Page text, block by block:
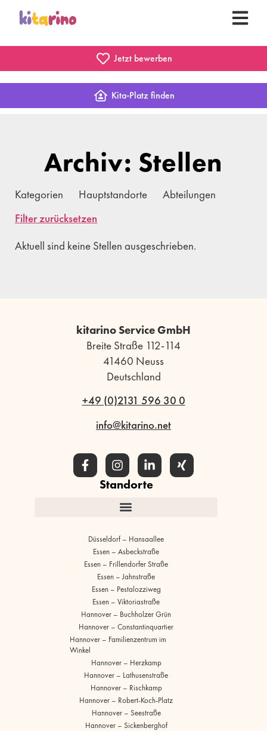
Jetzt bewerben
Kita-Platz finden
Archiv: Stellen
Kategorien Hauptstandorte
Abteilungen
Filter zurücksetzen
Aktuell sind keine Stellen ausgeschrieben.
kitarino Service GmbH
Breite Straße 112-114
41460 Neuss
Deutschland
+49 (0)2131 596 30 0
info@kitarino.net
Standorte
Düsseldorf – Hansaallee
Essen – Asbeckstraße
Essen – Frillendorfer Straße
Essen – Jahnstraße
Essen – Pestalozziweg
Essen – Viktoriastraße
Hannover – Buchholzer Grün
Hannover – Constantinquartier
Hannover – Familienzentrum im
Winkel
Hannover – Herzkamp
Hannover – Lathusenstraße
Hannover – Rischkamp
Hannover – Robert-Koch-Platz
Hannover – Seestraße
Hannover – Sickenberghof